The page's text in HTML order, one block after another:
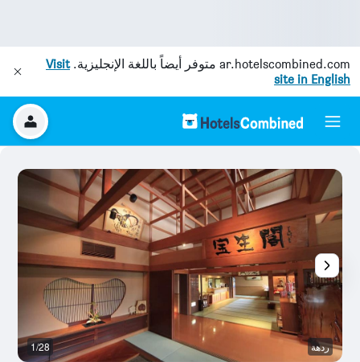
ar.hotelscombined.com متوفر أيضاً باللغة الإنجليزية.Visit
site in English
ردهة 1/28